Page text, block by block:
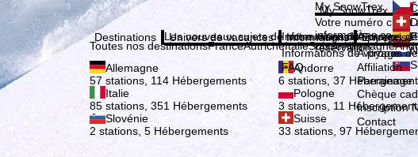
Inscription
My SnowTrex
My SnowTrex
Votre numéro client
informations
réservation.
Destinations
Toutes nos destinationsFranceAutricheItalieSuisseAllemagne
Allemagne
57 stations, 114 Hébergements
Andorre
6 stations, 37
Italie
85 stations, 351 Hébergements
Pologne
3 stations, 11
Slovénie
2 stations, 5 Hébergements
Suisse
33 stations, 97
Univers de vacances
Les nouveaux sujets de notre magazine
Informations
Informations de voyage
Informations de voyage
FAQ
Entreprise
À propos
À propos
Affiliation
Parrainage
Chèque
Inscription
Contact